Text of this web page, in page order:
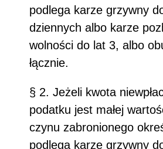
podlega karze grzywny
dziennych albo karze
wolności do lat 3, albo
łącznie.
§ 2. Jeżeli kwota
podatku jest małej
czynu zabronionego
podlega karze grzywny